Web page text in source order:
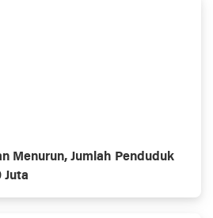
Menurun, Jumlah Penduduk
Juta